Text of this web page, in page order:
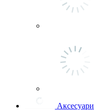
Аксесуари